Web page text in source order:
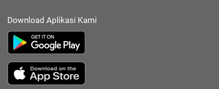
Download Aplikasi Kami